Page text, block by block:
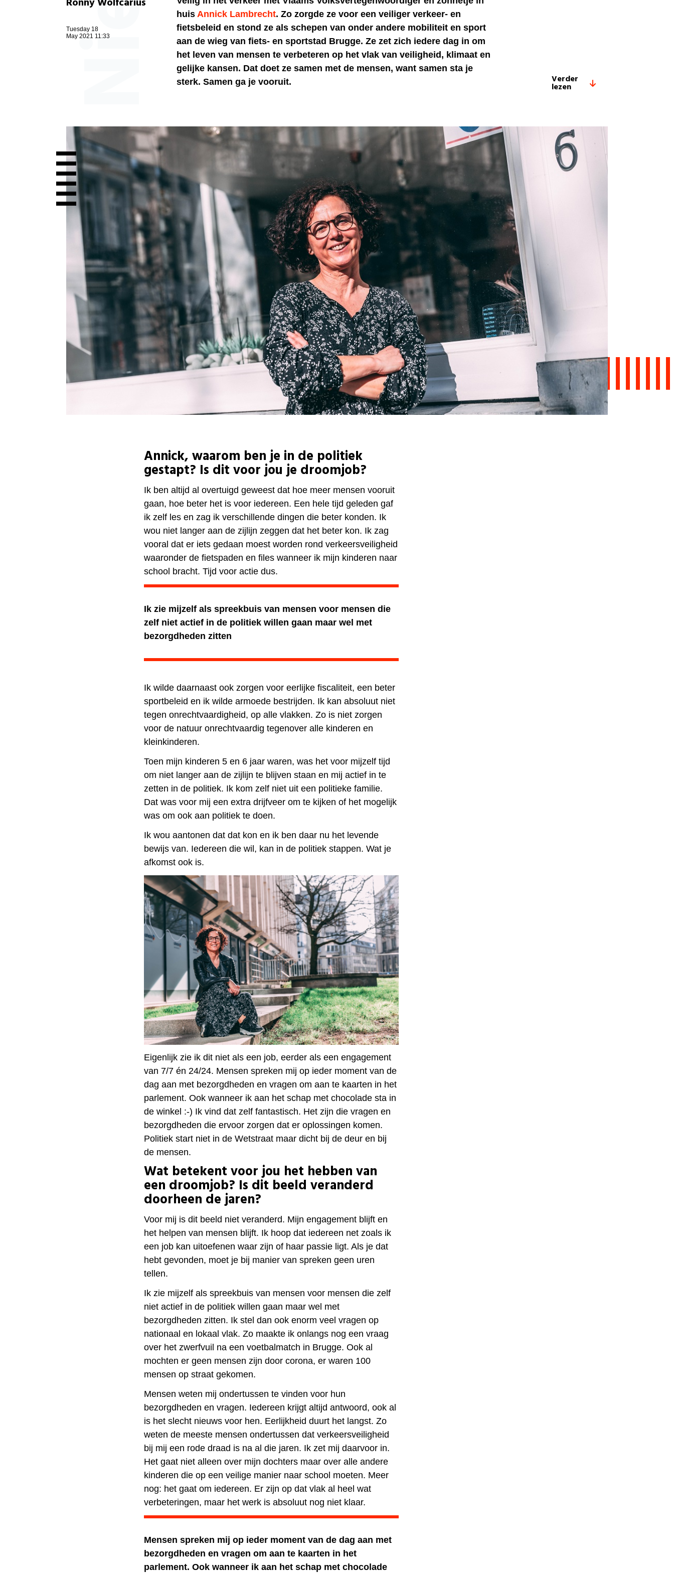
Tuesday 18
May 2021 11:33
huis Annick Lambrecht. Zo zorgde ze voor een veiliger verkeer- en
fietsbeleid en stond ze als schepen van onder andere mobiliteit en sport
aan de wieg van fiets- en sportstad Brugge. Ze zet zich iedere dag in om
het leven van mensen te verbeteren op het vlak van veiligheid, klimaat en
gelijke kansen. Dat doet ze samen met de mensen, want samen sta je
sterk. Samen ga je vooruit.
Verder
lezen
Annick, waarom ben je in de politiek
gestapt? Is dit voor jou je droomjob?
Ik ben altijd al overtuigd geweest dat hoe meer mensen vooruit
gaan, hoe beter het is voor iedereen. Een hele tijd geleden gaf
ik zelf les en zag ik verschillende dingen die beter konden. Ik
wou niet langer aan de zijlijn zeggen dat het beter kon. Ik zag
vooral dat er iets gedaan moest worden rond verkeersveiligheid
waaronder de fietspaden en files wanneer ik mijn kinderen naar
school bracht. Tijd voor actie dus.
Ik zie mijzelf als spreekbuis van mensen voor mensen die
zelf niet actief in de politiek willen gaan maar wel met
bezorgdheden zitten
Ik wilde daarnaast ook zorgen voor eerlijke fiscaliteit, een beter
sportbeleid en ik wilde armoede bestrijden. Ik kan absoluut niet
tegen onrechtvaardigheid, op alle vlakken. Zo is niet zorgen
voor de natuur onrechtvaardig tegenover alle kinderen en
kleinkinderen.
Toen mijn kinderen 5 en 6 jaar waren, was het voor mijzelf tijd
om niet langer aan de zijlijn te blijven staan en mij actief in te
zetten in de politiek. Ik kom zelf niet uit een politieke familie.
Dat was voor mij een extra drijfveer om te kijken of het mogelijk
was om ook aan politiek te doen.
Ik wou aantonen dat dat kon en ik ben daar nu het levende
bewijs van. Iedereen die wil, kan in de politiek stappen. Wat je
afkomst ook is.
Eigenlijk zie ik dit niet als een job, eerder als een engagement
van 7/7 én 24/24. Mensen spreken mij op ieder moment van de
dag aan met bezorgdheden en vragen om aan te kaarten in het
parlement. Ook wanneer ik aan het schap met chocolade sta in
de winkel :-) Ik vind dat zelf fantastisch. Het zijn die vragen en
bezorgdheden die ervoor zorgen dat er oplossingen komen.
Politiek start niet in de Wetstraat maar dicht bij de deur en bij
de mensen.
Wat betekent voor jou het hebben van
een droomjob? Is dit beeld veranderd
doorheen de jaren?
Voor mij is dit beeld niet veranderd. Mijn engagement blijft en
het helpen van mensen blijft. Ik hoop dat iedereen net zoals ik
een job kan uitoefenen waar zijn of haar passie ligt. Als je dat
hebt gevonden, moet je bij manier van spreken geen uren
tellen.
Ik zie mijzelf als spreekbuis van mensen voor mensen die zelf
niet actief in de politiek willen gaan maar wel met
bezorgdheden zitten. Ik stel dan ook enorm veel vragen op
nationaal en lokaal vlak. Zo maakte ik onlangs nog een vraag
over het zwerfvuil na een voetbalmatch in Brugge. Ook al
mochten er geen mensen zijn door corona, er waren 100
mensen op straat gekomen.
Mensen weten mij ondertussen te vinden voor hun
bezorgdheden en vragen. Iedereen krijgt altijd antwoord, ook al
is het slecht nieuws voor hen. Eerlijkheid duurt het langst. Zo
weten de meeste mensen ondertussen dat verkeersveiligheid
bij mij een rode draad is na al die jaren. Ik zet mij daarvoor in.
Het gaat niet alleen over mijn dochters maar over alle andere
kinderen die op een veilige manier naar school moeten. Meer
nog: het gaat om iedereen. Er zijn op dat vlak al heel wat
verbeteringen, maar het werk is absoluut nog niet klaar.
Mensen spreken mij op ieder moment van de dag aan met
bezorgdheden en vragen om aan te kaarten in het
parlement. Ook wanneer ik aan het schap met chocolade